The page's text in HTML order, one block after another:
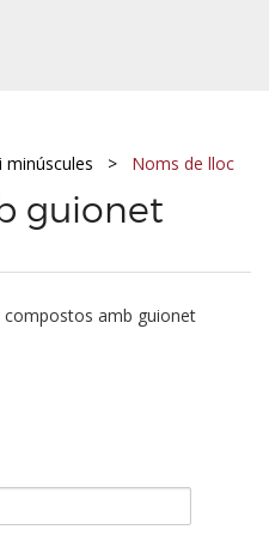
minúscules Noms de lloc
guionet
compostos amb guionet